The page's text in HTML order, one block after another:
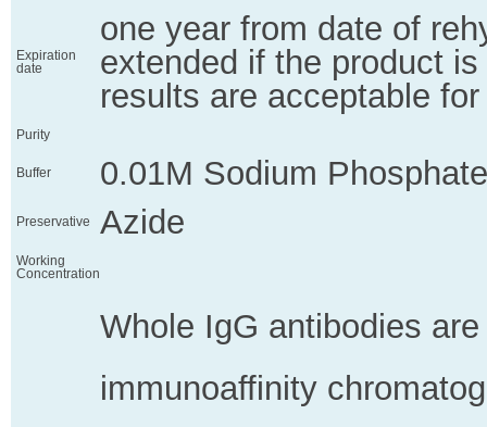
Expiration
date
one year from date of
extended if the product
results are acceptable
Purity
Buffer 0.01M Sodium
Preservative Azide
Working
Concentration
Whole IgG antibodies
immunoaffinity